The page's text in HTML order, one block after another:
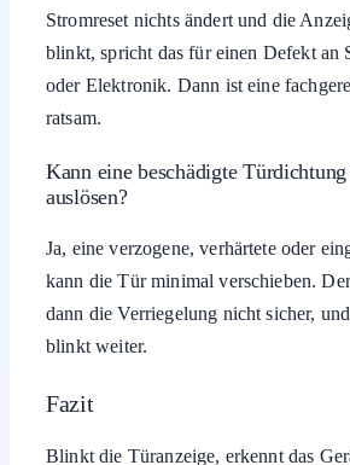
Stromreset nichts ändert und die
blinkt, spricht das für einen Defekt an
oder Elektronik. Dann ist eine
ratsam.
Kann eine beschädigte
auslösen?
Ja, eine verzogene, verhärtete oder
kann die Tür minimal verschieben.
dann die Verriegelung nicht sicher,
blinkt weiter.
Fazit
Blinkt die Türanzeige, erkennt das